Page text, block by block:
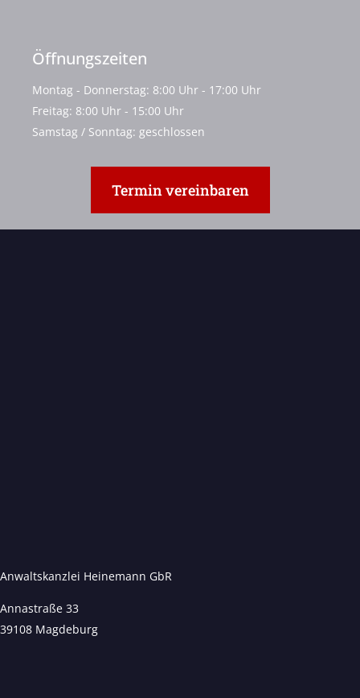
Öffnungszeiten
Montag - Donnerstag: 8:00 Uhr - 17:00 Uhr
Freitag: 8:00 Uhr - 15:00 Uhr
Samstag / Sonntag: geschlossen
Termin vereinbaren
Anwaltskanzlei Heinemann GbR
Annastraße 33
39108 Magdeburg